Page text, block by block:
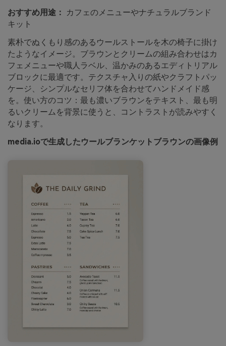
おすすめ用途：
カフェのメニューやナチュラルブランド
キット
素朴でぬくもり感のあるウールストールを木の椅子に掛け
たようなイメージ。ブラウンとクリームの組み合わせはカ
フェメニューや職人ラベル、温かみのあるエディトリアル
ブロックに最適です。テクスチャ入りの紙やクラフトパッ
ケージ、シンプルなセリフ体を合わせてハンドメイド感
を。使い方のコツ：最も濃いブラウンをテキスト、最も明
るいクリームを背景に使うと、コントラストが読みやすく
なります。
media.ioで生成したウールブランケットブラウンの画像例